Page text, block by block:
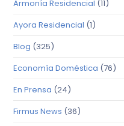
Armonía Residencial (11)
Ayora Residencial (1)
Blog (325)
Economía Doméstica (76)
En Prensa (24)
Firmus News (36)